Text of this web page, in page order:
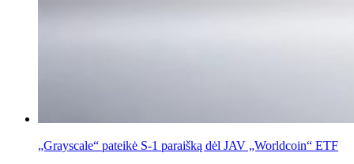
„Grayscale“ pateikė S-1 paraišką dėl JAV „Worldcoin“ ETF